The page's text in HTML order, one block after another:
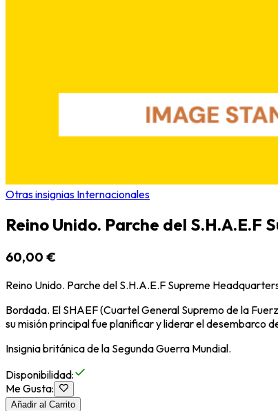
Otras insignias Internacionales
Reino Unido. Parche del
60,00 €
Reino Unido. Parche del S.H.A.E.F Supreme
Bordada. El SHAEF (Cuartel General Supremo de la
su misión principal fue planificar y liderar el desembarco
Insignia británica de la Segunda Guerra Mundial.
Disponibilidad:
Me Gusta:
Añadir al Carrito